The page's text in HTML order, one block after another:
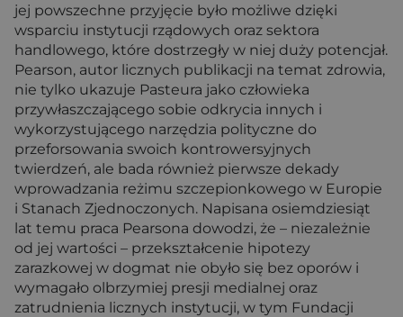
jej powszechne przyjęcie było możliwe dzięki
wsparciu instytucji rządowych oraz sektora
handlowego, które dostrzegły w niej duży potencjał.
Pearson, autor licznych publikacji na temat zdrowia,
nie tylko ukazuje Pasteura jako człowieka
przywłaszczającego sobie odkrycia innych i
wykorzystującego narzędzia polityczne do
przeforsowania swoich kontrowersyjnych
twierdzeń, ale bada również pierwsze dekady
wprowadzania reżimu szczepionkowego w Europie
i Stanach Zjednoczonych. Napisana osiemdziesiąt
lat temu praca Pearsona dowodzi, że – niezależnie
od jej wartości – przekształcenie hipotezy
zarazkowej w dogmat nie obyło się bez oporów i
wymagało olbrzymiej presji medialnej oraz
zatrudnienia licznych instytucji, w tym Fundacji